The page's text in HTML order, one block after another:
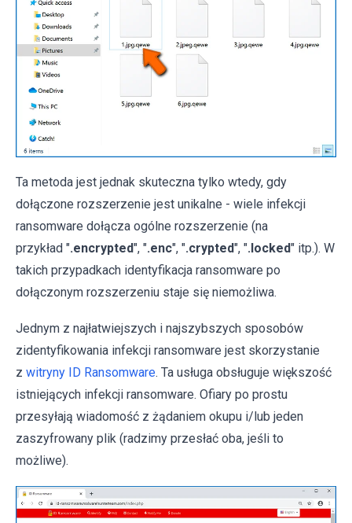
Ta metoda jest jednak skuteczna tylko wtedy, gdy
dołączone rozszerzenie jest unikalne - wiele infekcji
ransomware dołącza ogólne rozszerzenie (na
przykład ".encrypted", ".enc", ".crypted", ".locked" itp.). W
takich przypadkach identyfikacja ransomware po
dołączonym rozszerzeniu staje się niemożliwa.
Jednym z najłatwiejszych i najszybszych sposobów
zidentyfikowania infekcji ransomware jest skorzystanie
z witryny ID Ransomware. Ta usługa obsługuje większość
istniejących infekcji ransomware. Ofiary po prostu
przesyłają wiadomość z żądaniem okupu i/lub jeden
zaszyfrowany plik (radzimy przesłać oba, jeśli to
możliwe).